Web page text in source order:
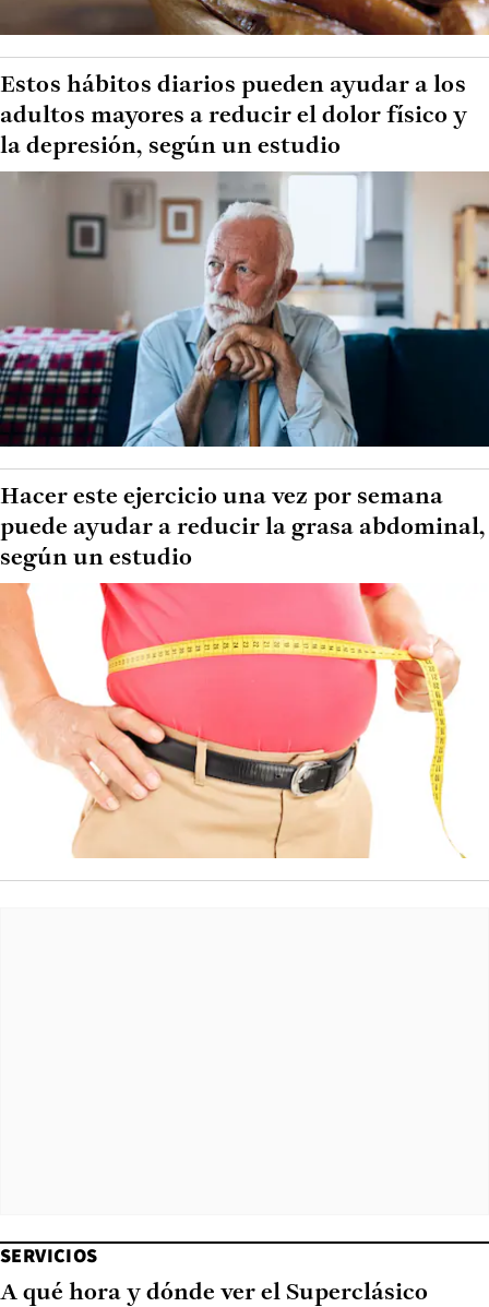
Estos hábitos diarios pueden ayudar a los
adultos mayores a reducir el dolor físico y
la depresión, según un estudio
Hacer este ejercicio una vez por semana
puede ayudar a reducir la grasa abdominal,
según un estudio
SERVICIOS
A qué hora y dónde ver el Superclásico